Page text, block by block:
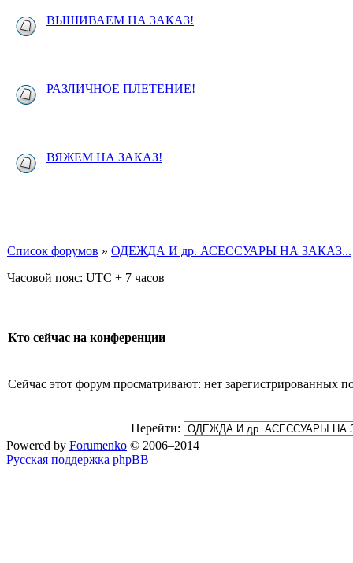
ВЫШИВАЕМ НА ЗАКАЗ!
РАЗЛИЧНОЕ ПЛЕТЕНИЕ!
ВЯЖЕМ НА ЗАКАЗ!
Список форумов » ОДЕЖДА И др. АСЕССУАРЫ НА ЗАКАЗ...
Часовой пояс: UTC + 7 часов
Кто сейчас на конференции
Сейчас этот форум просматривают: нет зарегистрированных
Перейти:
Powered by Forumenko © 2006–2014
Русская поддержка phpBB